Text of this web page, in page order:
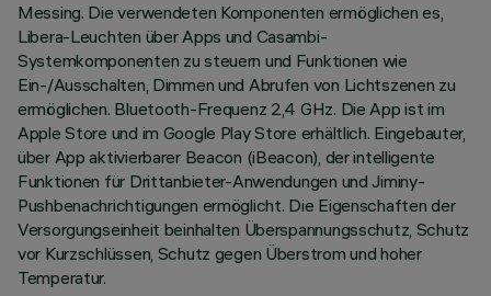
Messing. Die verwendeten Komponenten ermöglichen es,
Libera-Leuchten über Apps und Casambi-
Systemkomponenten zu steuern und Funktionen wie
Ein-/Ausschalten, Dimmen und Abrufen von Lichtszenen zu
ermöglichen. Bluetooth-Frequenz 2,4 GHz. Die App ist im
Apple Store und im Google Play Store erhältlich. Eingebauter,
über App aktivierbarer Beacon (iBeacon), der intelligente
Funktionen für Drittanbieter-Anwendungen und Jiminy-
Pushbenachrichtigungen ermöglicht. Die Eigenschaften der
Versorgungseinheit beinhalten Überspannungsschutz, Schutz
vor Kurzschlüssen, Schutz gegen Überstrom und hoher
Temperatur.